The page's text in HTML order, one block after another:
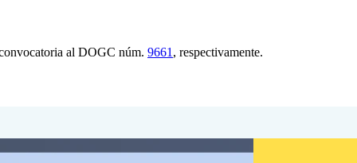
al DOGC núm. 9661 , respectivamente.